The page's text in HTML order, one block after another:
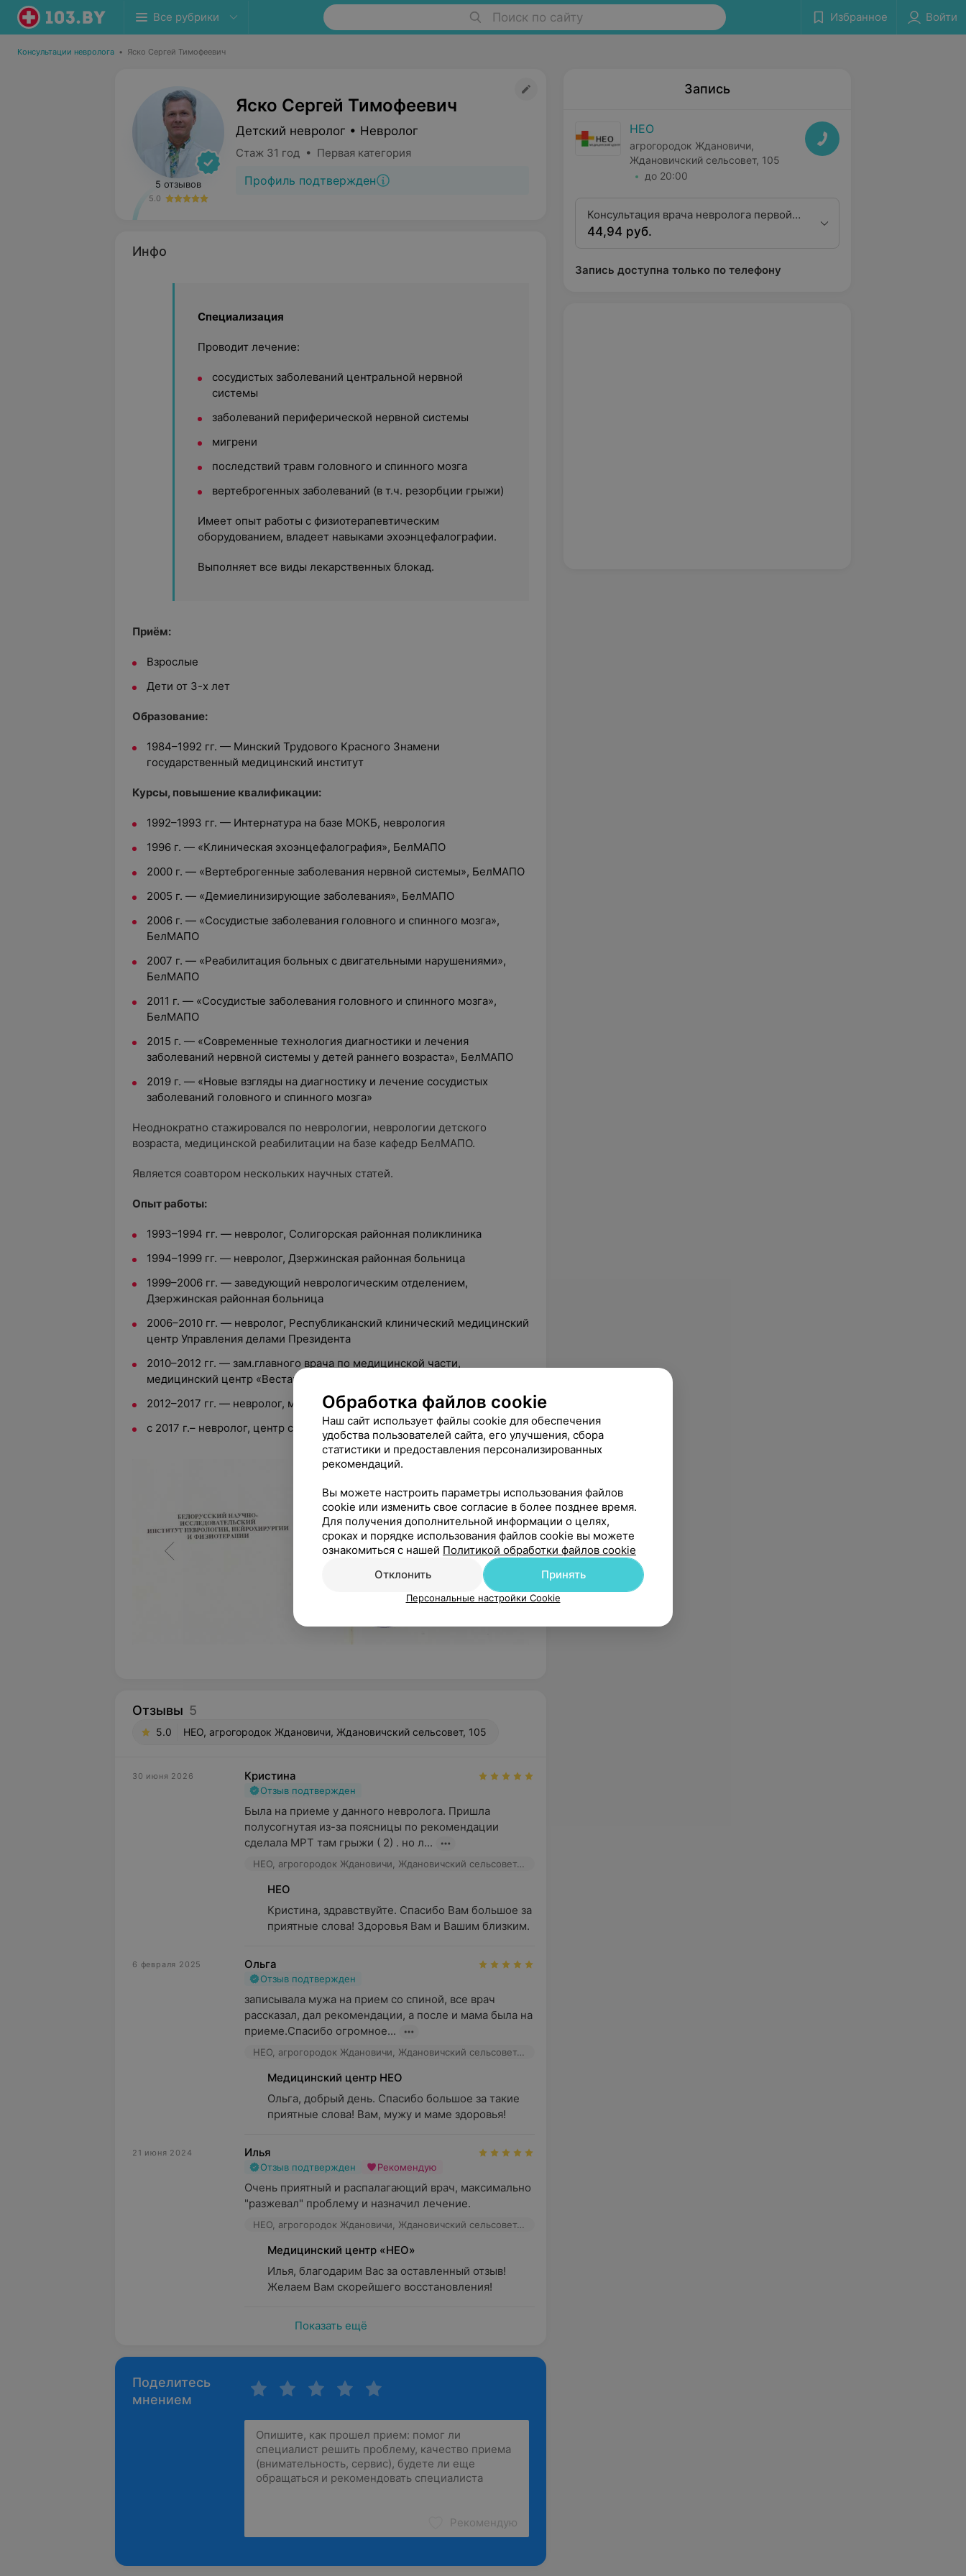
Все рубрики Поиск по сайту Избранное Войти
Консультации невролога • Яско Сергей Тимофеевич
5 отзывов
5.0
Яско Сергей Тимофеевич
Детский невролог • Невролог
Стаж 31 год • Первая категория
Профиль подтвержден
Инфо
Специализация
Проводит лечение:
сосудистых заболеваний центральной нервной
системы
заболеваний периферической нервной системы
мигрени
последствий травм головного и спинного мозга
вертеброгенных заболеваний (в т.ч. резорбции грыжи)
Имеет опыт работы с физиотерапевтическим
оборудованием, владеет навыками эхоэнцефалографии.
Выполняет все виды лекарственных блокад.
Приём:
Взрослые
Дети от 3-х лет
Образование:
1984–1992 гг. — Минский Трудового Красного Знамени
государственный медицинский институт
Курсы, повышение квалификации:
1992–1993 гг. — Интернатура на базе МОКБ, неврология
1996 г. — «Клиническая эхоэнцефалография», БелМАПО
2000 г. — «Вертеброгенные заболевания нервной системы», БелМАПО
2005 г. — «Демиелинизирующие заболевания», БелМАПО
2006 г. — «Сосудистые заболевания головного и спинного мозга»,
БелМАПО
2007 г. — «Реабилитация больных с двигательными нарушениями»,
БелМАПО
2011 г. — «Сосудистые заболевания головного и спинного мозга»,
БелМАПО
2015 г. — «Современные технология диагностики и лечения
заболеваний нервной системы у детей раннего возраста», БелМАПО
2019 г. — «Новые взгляды на диагностику и лечение сосудистых
заболеваний головного и спинного мозга»
Неоднократно стажировался по неврологии, неврологии детского
возраста, медицинской реабилитации на базе кафедр БелМАПО.
Является соавтором нескольких научных статей.
Опыт работы:
1993–1994 гг. — невролог, Солигорская районная поликлиника
1994–1999 гг. — невролог, Дзержинская районная больница
1999–2006 гг. — заведующий неврологическим отделением,
Дзержинская районная больница
2006–2010 гг. — невролог, Республиканский клинический медицинский
центр Управления делами Президента
2010–2012 гг. — зам.главного врача по медицинской части,
медицинский центр «Веста»
2012–2017 гг. — невролог, медицинский центр «Веста»
с 2017 г.– невролог, центр спортивной реабилитации «НЕО»
Отзывы 5
5.0 НЕО, агрогородок Ждановичи, Ждановичский сельсовет, 105
30 июня 2026 Кристина
Отзыв подтвержден
Была на приеме у данного невролога. Пришла
полусогнутая из-за поясницы по рекомендации
сделала МРТ там грыжи ( 2) . но л...
НЕО, агрогородок Ждановичи, Ждановичский сельсовет, 105
НЕО
Кристина, здравствуйте. Спасибо Вам большое за
приятные слова! Здоровья Вам и Вашим близким.
6 февраля 2025 Ольга
Отзыв подтвержден
записывала мужа на прием со спиной, все врач
рассказал, дал рекомендации, а после и мама была на
приеме.Спасибо огромное...
НЕО, агрогородок Ждановичи, Ждановичский сельсовет, 105
Медицинский центр НЕО
Ольга, добрый день. Спасибо большое за такие
приятные слова! Вам, мужу и маме здоровья!
21 июня 2024 Илья
Отзыв подтвержден Рекомендую
Очень приятный и распалагающий врач, максимально
"разжевал" проблему и назначил лечение.
НЕО, агрогородок Ждановичи, Ждановичский сельсовет, 105
Медицинский центр «НЕО»
Илья, благодарим Вас за оставленный отзыв!
Желаем Вам скорейшего восстановления!
Показать ещё
Поделитесь
мнением
Рекомендую
Запись
НЕО
агрогородок Ждановичи,
Ждановичский сельсовет, 105
до 20:00
Консультация врача невролога первой
квалификационной категории
44,94 руб.
Запись доступна только по телефону
Обработка файлов cookie
Наш сайт использует файлы cookie для обеспечения
удобства пользователей сайта, его улучшения, сбора
статистики и предоставления персонализированных
рекомендаций.
Вы можете настроить параметры использования файлов
cookie или изменить свое согласие в более позднее время.
Для получения дополнительной информации о целях,
сроках и порядке использования файлов cookie вы можете
ознакомиться с нашей Политикой обработки файлов cookie
Отклонить
Принять
Персональные настройки Cookie